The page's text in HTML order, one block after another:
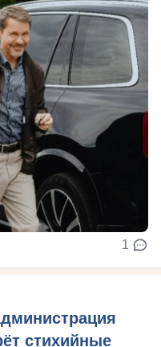
1
стихийные